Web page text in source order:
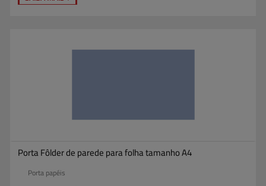
Porta Fôlder de parede para folha tamanho A4
Porta papéis